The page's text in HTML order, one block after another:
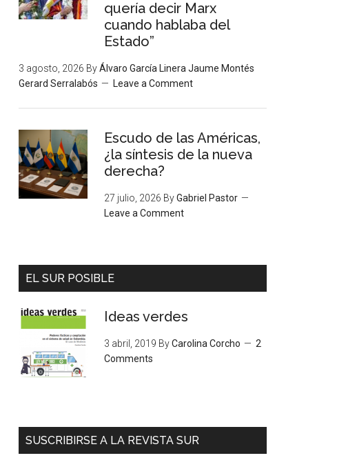
quería decir Marx
cuando hablaba del
Estado”
3 agosto, 2026 ByÁlvaro García Linera Jaume Montés
Gerard Serralabós
Leave a Comment
Escudo de las Américas,
¿la síntesis de la nueva
derecha?
27 julio, 2026 ByGabriel Pastor
Leave a Comment
EL SUR POSIBLE
Ideas verdes
3 abril, 2019 ByCarolina Corcho
2
Comments
SUSCRIBIRSE A LA REVISTA SUR